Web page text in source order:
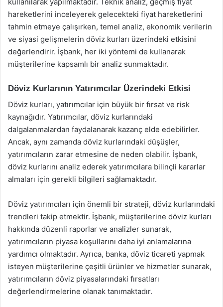
hareketlerini inceleyerek gelecekteki fiyat hareketlerini
tahmin etmeye çalışırken, temel analiz, ekonomik verilerin
ve siyasi gelişmelerin döviz kurları üzerindeki etkisini
değerlendirir. İşbank, her iki yöntemi de kullanarak
müşterilerine kapsamlı bir analiz sunmaktadır.
Döviz Kurlarının Yatırımcılar Üzerindeki Etkisi
Döviz kurları, yatırımcılar için büyük bir fırsat ve risk
kaynağıdır. Yatırımcılar, döviz kurlarındaki
dalgalanmalardan faydalanarak kazanç elde edebilirler.
Ancak, aynı zamanda döviz kurlarındaki düşüşler,
yatırımcıların zarar etmesine de neden olabilir. İşbank,
döviz kurlarını analiz ederek yatırımcılara bilinçli kararlar
almaları için gerekli bilgileri sağlamaktadır.
Döviz yatırımcıları için önemli bir strateji, döviz kurlarındaki
trendleri takip etmektir. İşbank, müşterilerine döviz kurları
hakkında düzenli raporlar ve analizler sunarak,
yatırımcıların piyasa koşullarını daha iyi anlamalarına
yardımcı olmaktadır. Ayrıca, banka, döviz ticareti yapmak
isteyen müşterilerine çeşitli ürünler ve hizmetler sunarak,
yatırımcıların döviz piyasalarındaki fırsatları
değerlendirmelerine olanak tanımaktadır.